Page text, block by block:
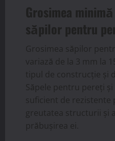
Grosimea
săpilor pentru
Grosimea săpilor
variază de la 3 mm la
tipul de construcție și
Săpele pentru pereți
suficient de rezistente
greutatea structurii și
prăbușirea ei.